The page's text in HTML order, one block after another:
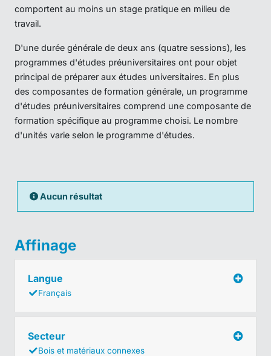
comportent au moins un stage pratique en milieu de
travail.
D'une durée générale de deux ans (quatre sessions), les
programmes d'études préuniversitaires ont pour objet
principal de préparer aux études universitaires. En plus
des composantes de formation générale, un programme
d'études préuniversitaires comprend une composante de
formation spécifique au programme choisi. Le nombre
d'unités varie selon le programme d'études.
Aucun résultat
Affinage
Langue
Français
Secteur
Bois et matériaux connexes